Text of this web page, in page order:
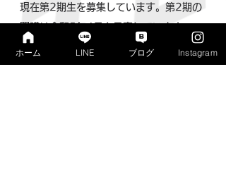
現在第2期生を募集しています。第2期の
Join us and enjoy learning English!👍
ホーム LINE ブログ Instagram